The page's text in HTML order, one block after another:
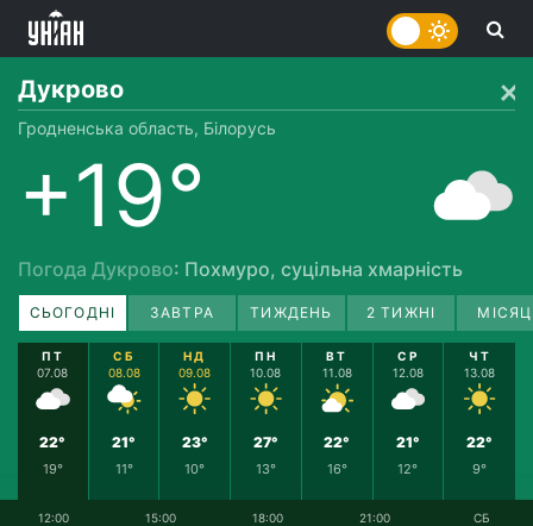
Дукрово
Гродненська область, Білорусь
+19°
Погода Дукрово: Похмуро, суцільна хмарність
СЬОГОДНІ ЗАВТРА ТИЖДЕНЬ 2 ТИЖНІ
ПТ
07.08
22°
19°
СБ
08.08
21°
11°
НД
09.08
23°
10°
ПН
10.08
27°
13°
ВТ
11.08
22°
16°
СР
12.08
21°
12°
ЧТ
13.08
22°
9°
12:00 15:00 18:00 21:00 СБ